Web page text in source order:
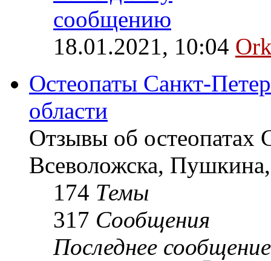
18.01.2021, 10:04
Остеопаты Санкт-
области
Отзывы об остеопатах
Всеволожска,
174 Темы
317 Сообщения
Последнее сообщение